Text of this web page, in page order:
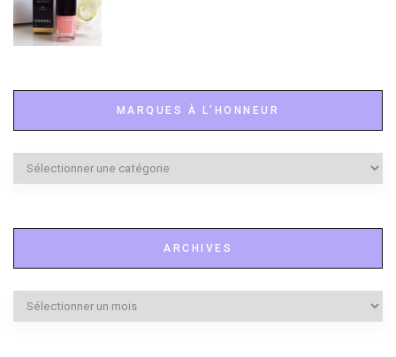
MARQUES À L’HONNEUR
Marques
ARCHIVES
Archives